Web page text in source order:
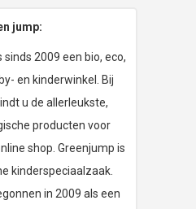
jump:
sinds 2009 een bio, eco,
en kinderwinkel. Bij
u de allerleukste,
producten voor
shop. Greenjump is
kinderspeciaalzaak.
in 2009 als een